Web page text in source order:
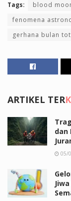
Tags: blood
fenomena
gerhana bulan
ARTIKEL TER
dan
05/